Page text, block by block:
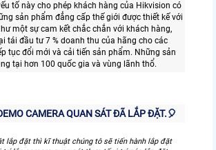
tố này cho phép khách hàng của Hikvision có
sản phẩm đẳng cấp thế giới được thiết kế với
một sự cam kết chắc chắn với khách hàng,
tái đầu tư 7 % doanh thu của hãng cho các
tục đổi mới và cải tiến sản phẩm. Những sản
tại hơn 100 quốc gia và vùng lãnh thổ.
CAMERA QUAN SÁT ĐÃ LẮP ĐẶT.️🎈
lắp đặt thì kĩ thuật chúng tô sẽ tiến hành lắp đặt